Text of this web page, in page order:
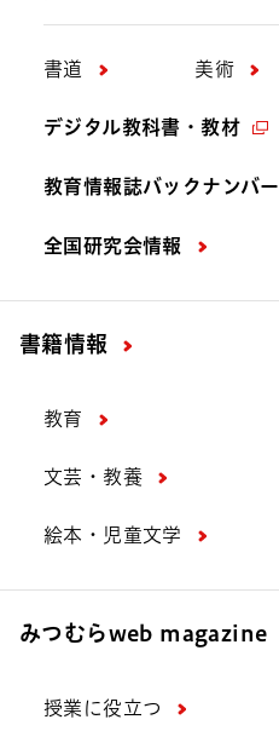
書道 美術
デジタル教科書・教材
教育情報誌バックナンバー
全国研究会情報
書籍情報
教育
文芸・教養
絵本・児童文学
みつむらweb magazine
授業に役立つ